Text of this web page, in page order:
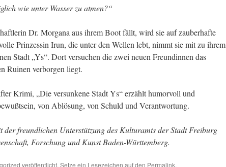
wie unter Wasser zu atmen?“
Dr. Morgana aus ihrem Boot fällt, wird sie auf zauberhafte
Prinzessin Irun, die unter den Wellen lebt, nimmt sie mit zu ihrem
Stadt „Ys“. Dort versuchen die zwei neuen Freundinnen das
Ruinen verborgen liegt.
Krimi, „Die versunkene Stadt Ys“ erzählt humorvoll und
von Ablösung, von Schuld und Verantwortung.
der freundlichen Unterstützung des Kulturamts der Stadt Freiburg
Forschung und Kunst Baden-Württemberg.
veröffentlicht. Setze ein Lesezeichen auf den Permalink.